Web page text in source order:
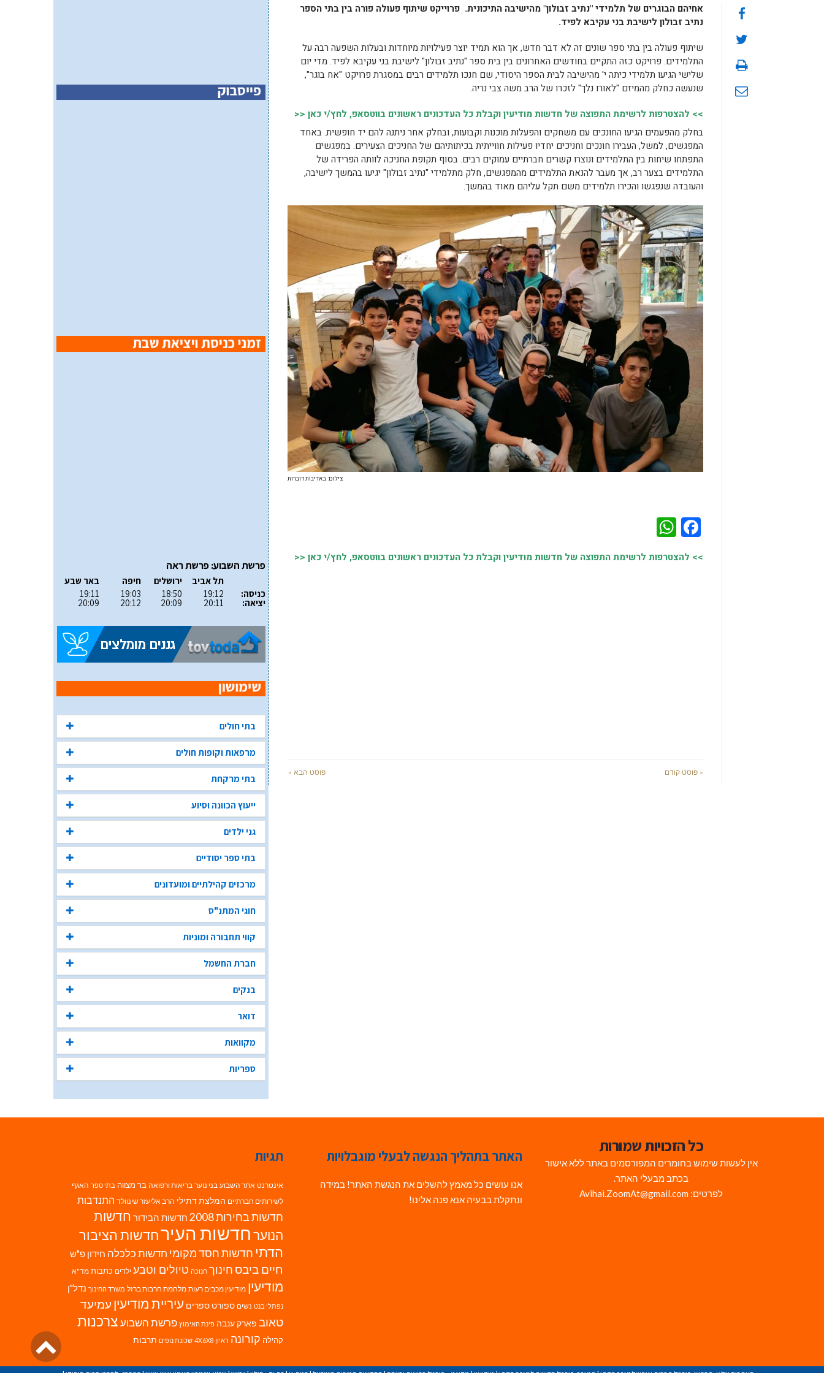
אחיהם הבוגרים של תלמידי "נתיב זבולון" מהישיבה התיכונית. פרוייקט שיתוף פעולה פורה בין בתי הספר
נתיב זבולון לישיבת בני עקיבא לפיד.
שיתוף פעולה בין בתי ספר שונים זה לא דבר חדש, אך הוא תמיד יוצר פעילויות מיוחדות ובעלות השפעה רבה על
התלמידים. פרויקט כזה התקיים בחודשים האחרונים בין בית ספר "נתיב זבולון" לישיבת בני עקיבא לפיד. מדי יום
שלישי הגיעו תלמידי כיתה י' מהישיבה לבית הספר היסודי, שם חנכו תלמידים רבים במסגרת פרויקט "אח בוגר",
שנעשה כחלק מהמיזם "לאורו נלך" לזכרו של הרב משה צבי נריה.
>> להצטרפות לרשימת התפוצה של חדשות מודיעין וקבלת כל העדכונים ראשונים בווטסאפ, לחץ/י כאן <<
בחלק מהפעמים הגיעו החונכים עם משחקים והפעלות מוכנות וקבועות, ובחלק אחר ניתנה להם יד חופשית. באחד
המפגשים, למשל, העבירו חונכים וחניכים יחדיו פעילות חווייתית בכיתותיהם של החניכים הצעירים. במפגשים
התפתחו שיחות בין התלמידים ונוצרו קשרים חברתיים עמוקים רבים. בסוף תקופת החניכה לוותה הפרידה של
התלמידים בצער רב, אך מעבר להנאת התלמידים מהמפגשים, חלק מתלמידי "נתיב זבולון" יגיעו בהמשך לישיבה,
והעובדה שנפגשו והכירו תלמידים משם תקל עליהם מאוד בהמשך.
צילום: באדיבות דוברות
Facebook
>> להצטרפות לרשימת התפוצה של חדשות מודיעין וקבלת כל העדכונים ראשונים בווטסאפ, לחץ/י כאן <<
« פוסט קודם פוסט הבא »
פרשת השבוע: פרשת ראה
כניסה:
יציאה:
תל אביב
19:12
20:11
ירושלים
18:50
20:09
חיפה
19:03
20:12
באר שבע
19:11
20:09
בתי חולים
מרפאות וקופות חולים
בתי מרקחת
ייעוץ הכוונה וסיוע
גני ילדים
בתי ספר יסודיים
מרכזים קהילתיים ומועדונים
חוגי המתנ"ס
קווי תחבורה ומוניות
חברת החשמל
בנקים
דואר
מקוואות
ספריות
כל הזכויות שמורות
אין לעשות שימוש בחומרים המפורסמים באתר ללא אישור
בכתב מבעלי האתר.
לפרטים: Avihai.ZoomAt@gmail.com
האתר בתהליך הנגשה לבעלי מוגבלויות
אנו עושים כל מאמץ להשלים את הנגשת האתר! במידה
ונתקלת בבעיה אנא פנה אלינו!
תגיות
אינטרנט אתר השבוע בני נוער בריאות ורפואה בר מצווה בתי ספר האגף
לשירותים חברתיים המלצת דתילי הרב אליעזר שינוולד התנדבות
חדשות בחירות 2008 חדשות הבידור חדשות
הנוערחדשות העירחדשות הציבור
הדתי חדשות חסד מקומי חדשות כלכלה חידון פ"ש
חיים ביבסחינוך חנוכה טיולים וטבע ילדים כתבות מד"א
מודיעין מודיעין מכבים רעות מלחמת חרבות ברזל משרד החינוך נדל"ן
נפתלי בנט נשים ספורט ספרים עיריית מודיעין עמיעד
טאוב פארק ענבה פינת האימוץ פרשת השבועצרכנות
קהילה קורונה ראיון 4X6X8 שכונת נופים תרבות